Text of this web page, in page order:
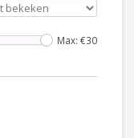
Max: €30